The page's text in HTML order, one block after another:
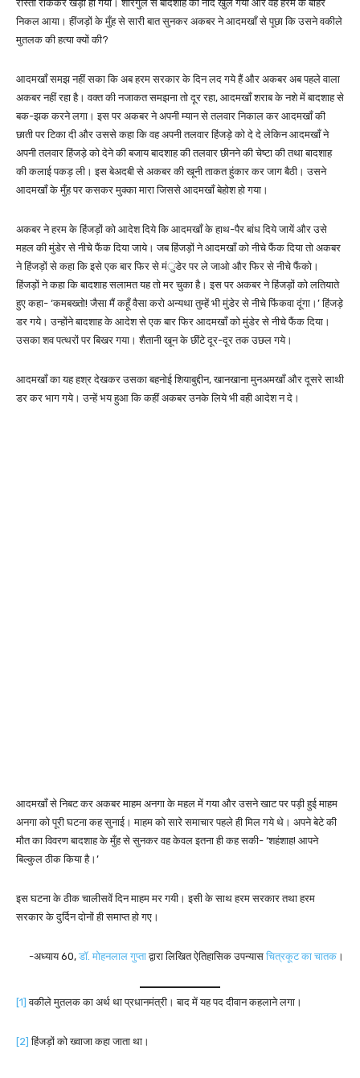
रास्ता रोककर खड़ा हो गया। शोरगुल से बादशाह की नींद खुल गयी और वह हरम के बाहर
निकल आया। हींजड़ों के मुँह से सारी बात सुनकर अकबर ने आदमखाँ से पूछा कि उसने वकीले
मुतलक की हत्या क्यों की?
आदमखाँ समझ नहीं सका कि अब हरम सरकार के दिन लद गये हैं और अकबर अब पहले वाला
अकबर नहीं रहा है। वक्त की नजाकत समझना तो दूर रहा, आदमखाँ शराब के नशे में बादशाह से
बक-झक करने लगा। इस पर अकबर ने अपनी म्यान से तलवार निकाल कर आदमखाँ की
छाती पर टिका दी और उससे कहा कि वह अपनी तलवार हिंजड़े को दे दे लेकिन आदमखाँ ने
अपनी तलवार हिंजड़े को देने की बजाय बादशाह की तलवार छीनने की चेष्टा की तथा बादशाह
की कलाई पकड़ ली। इस बेअदबी से अकबर की खूनी ताकत हुंकार कर जाग बैठी। उसने
आदमखाँ के मुँह पर कसकर मुक्का मारा जिससे आदमखाँ बेहोश हो गया।
अकबर ने हरम के हिंजड़ों को आदेश दिये कि आदमखाँ के हाथ-पैर बांध दिये जायें और उसे
महल की मुंडेर से नीचे फैंक दिया जाये। जब हिंजड़ों ने आदमखाँ को नीचे फैंक दिया तो अकबर
ने हिंजड़ों से कहा कि इसे एक बार फिर से मंुडेर पर ले जाओ और फिर से नीचे फैंको।
हिंजड़ों ने कहा कि बादशाह सलामत यह तो मर चुका है। इस पर अकबर ने हिंजड़ों को लतियाते
हुए कहा- ‘कमबख्तो! जैसा मैं कहूँ वैसा करो अन्यथा तुम्हें भी मुंडेर से नीचे फिंकवा दूंगा।’ हिंजड़े
डर गये। उन्होंने बादशाह के आदेश से एक बार फिर आदमखाँ को मुंडेर से नीचे फैंक दिया।
उसका शव पत्थरों पर बिखर गया। शैतानी खून के छींटे दूर-दूर तक उछल गये।
आदमखाँ का यह हश्र देखकर उसका बहनोई शियाबुद्दीन, खानखाना मुनअमखाँ और दूसरे साथी
डर कर भाग गये। उन्हें भय हुआ कि कहीं अकबर उनके लिये भी वही आदेश न दे।
आदमखाँ से निबट कर अकबर माहम अनगा के महल में गया और उसने खाट पर पड़ी हुई माहम
अनगा को पूरी घटना कह सुनाई। माहम को सारे समाचार पहले ही मिल गये थे। अपने बेटे की
मौत का विवरण बादशाह के मुँह से सुनकर वह केवल इतना ही कह सकी- ‘शहंशाह! आपने
बिल्कुल ठीक किया है।’
इस घटना के ठीक चालीसवें दिन माहम मर गयी। इसी के साथ हरम सरकार तथा हरम
सरकार के दुर्दिन दोनों ही समाप्त हो गए।
-अध्याय 60, डॉ. मोहनलाल गुप्ताद्वारा लिखित ऐतिहासिक उपन्यास चित्रकूट का चातक ।
[1] वकीले मुतलक का अर्थ था प्रधानमंत्री। बाद में यह पद दीवान कहलाने लगा।
[2] हिंजड़ों को ख्वाजा कहा जाता था।